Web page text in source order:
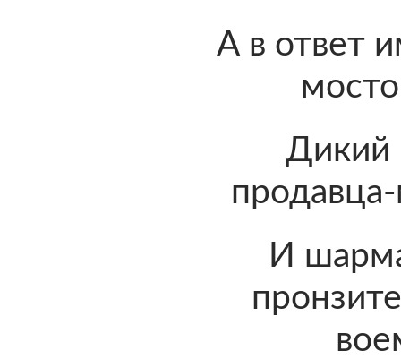
А в ответ
Дикий
И